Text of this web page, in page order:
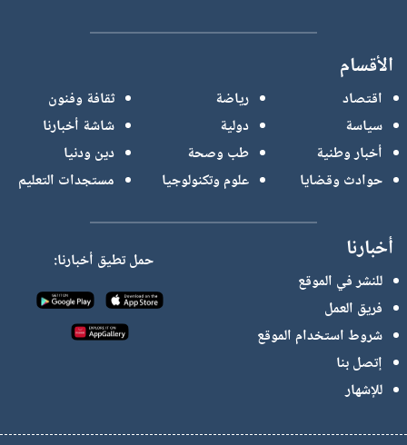
الأقسام
ثقافة وفنون
شاشة أخبارنا
دين ودنيا
مستجدات التعليم
رياضة
دولية
طب وصحة
علوم وتكنولوجيا
اقتصاد
سياسة
أخبار وطنية
حوادث وقضايا
حمل تطيق أخبارنا: أخبارنا
للنشر في الموقع
فريق العمل
شروط استخدام الموقع
إتصل بنا
للإشهار